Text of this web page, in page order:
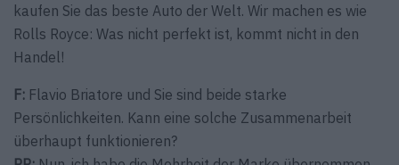
kaufen Sie das beste Auto der Welt. Wir machen es wie
Rolls Royce: Was nicht perfekt ist, kommt nicht in den
Handel!
F: Flavio Briatore und Sie sind beide starke
Persönlichkeiten. Kann eine solche Zusammenarbeit
überhaupt funktionieren?